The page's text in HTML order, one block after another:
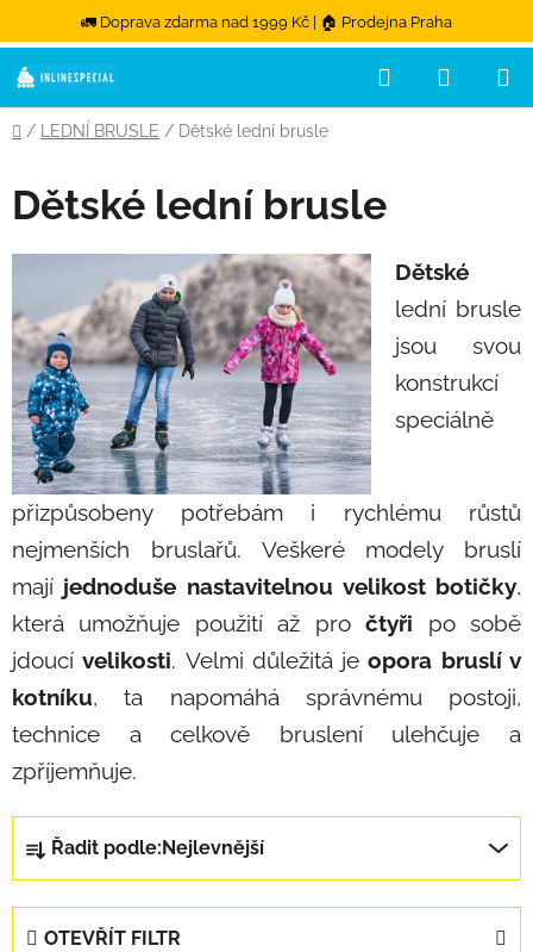
🚛 Doprava zdarma nad 1999 Kč | 🏠 Prodejna Praha
Přejít na obsah
Hledat
Domů
/ LEDNÍ BRUSLE / Dětské lední brusle
Dětské lední brusle
Dětské
lední brusle
jsou svou
konstrukcí
speciálně
přizpůsobeny potřebám i rychlému růstů
nejmenších bruslařů. Veškeré modely bruslí
mají jednoduše nastavitelnou velikost botičky,
která umožňuje použití až pročtyři po sobě
jdoucívelikosti. Velmi důležitá jeopora bruslí v
kotníku, ta napomáhá správnému postoji,
technice a celkově bruslení ulehčuje a
zpříjemňuje.
Řazení produktů
Řadit podle: Nejlevnější
OTEVŘÍT FILTR